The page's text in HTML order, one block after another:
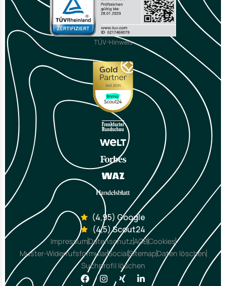
TÜV-Hinweis
(4,95) Google
(4,5) Scout24
ImpressumDatenschutzAGBCookies
Muster-WiderrufsformularSocialSitemapDaten löschen
Suchprofil löschen